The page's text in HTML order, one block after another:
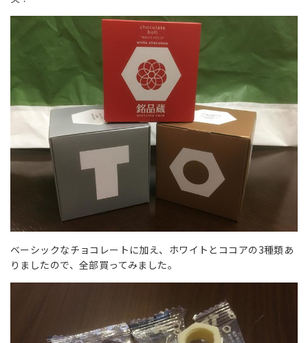
ベーシックなチョコレートに加え、ホワイトとココアの3種類あ
りましたので、全部買ってみました。